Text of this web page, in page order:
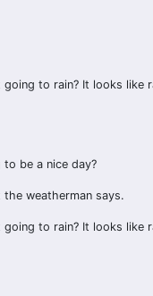
to rain? It looks like
be a nice day?
weatherman says.
to rain? It looks like